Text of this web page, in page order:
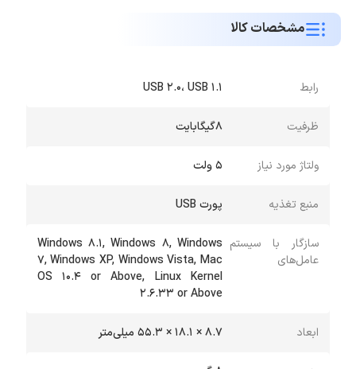
زیادی را به سوی خود جلب کند. با استفاده از این فلش
مموری ساخت کمپانی اپیسر شما می توانید به سادگی
جایی اعم از لپ تاپ، کنسول های بازی، تلویزیون ها و
حتی ضبط ماشین از لذت کار با آن بهره مند شوید.
مگابایت بر ثانیه است و این در حالی است که به هنگام
خواندن این سرعت تا 10 برابر افزایش پیدا می کند که
بسیار بی نظیر است بدین ترتیب شما می توانید یک
سازید که بسیار زمان مطلوبی می باشد. از دیگر قابلیت
مشخصات کالا
رابط USB 2.0، USB 1.1
ظرفیت 8گیگابایت
ولتاژ مورد نیاز 5 ولت
منبع تغذیه پورت USB
سازگار با سیستم
عامل‌های
Windows 8.1, Windows 8, Windows
7, Windows XP, Windows Vista, Mac
OS 10.4 or Above, Linux Kernel
2.6.33 or Above
ابعاد 8.7 × 18.1 × 55.3 میلی‌متر